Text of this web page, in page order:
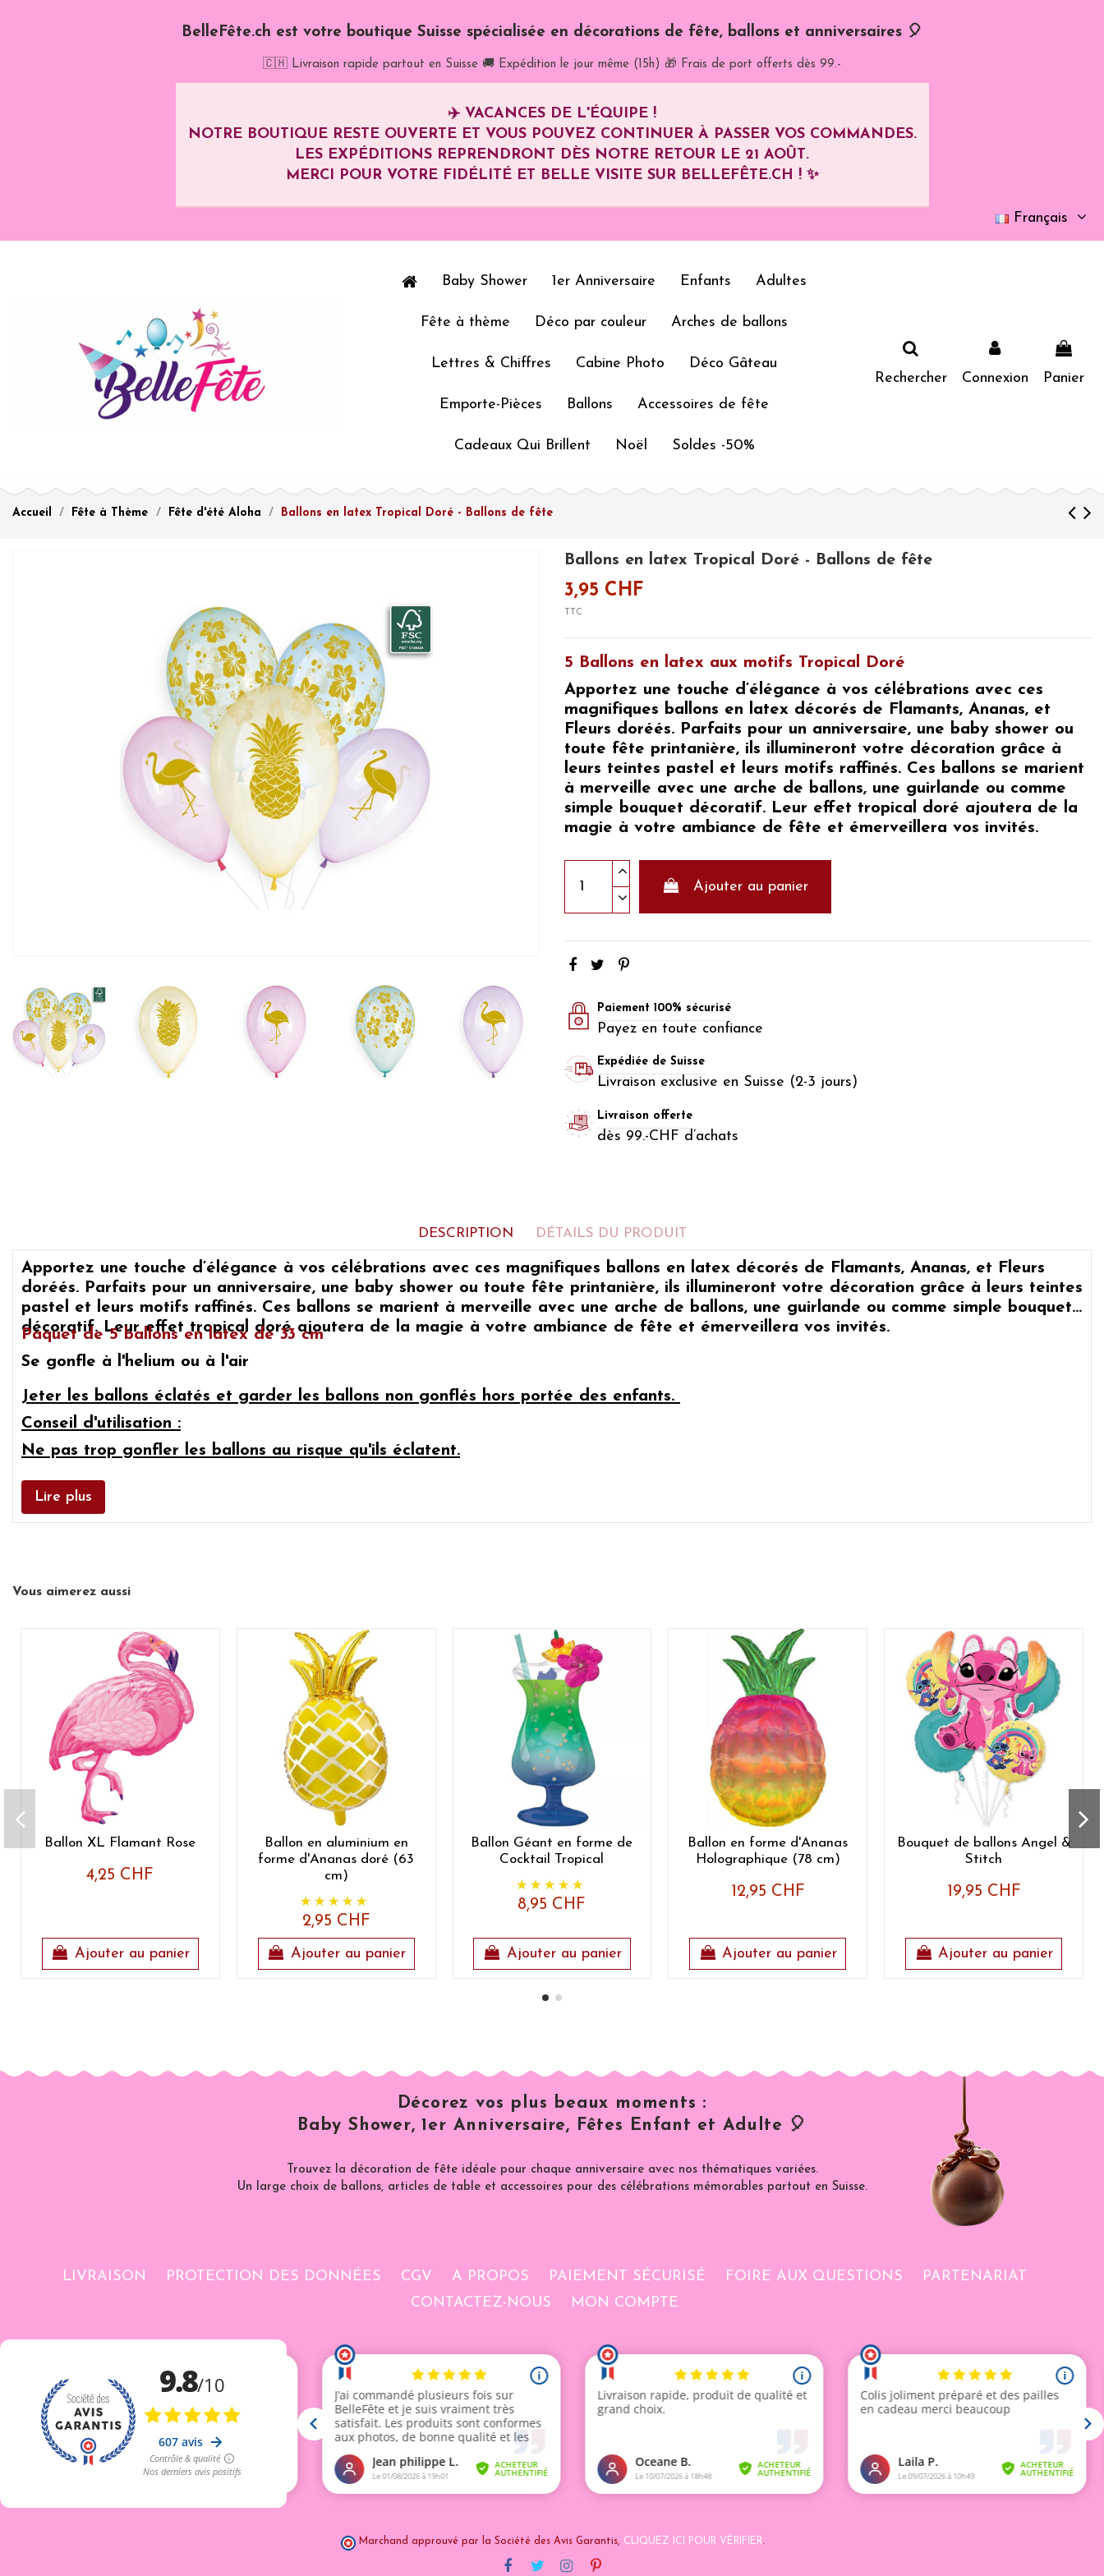
BelleFête.ch est votre boutique Suisse spécialisée en décorations de fête, ballons et anniversaires 🎈
🇨🇭 Livraison rapide partout en Suisse 🚚 Expédition le jour même (15h) 🎁 Frais de port offerts dès 99.-
✈️ VACANCES DE L'ÉQUIPE !
NOTRE BOUTIQUE RESTE OUVERTE ET VOUS POUVEZ CONTINUER À PASSER VOS COMMANDES.
LES EXPÉDITIONS REPRENDRONT DÈS NOTRE RETOUR LE 21 AOÛT.
MERCI POUR VOTRE FIDÉLITÉ ET BELLE VISITE SUR BELLEFÊTE.CH ! ✨
Français
Baby Shower 1er Anniversaire Enfants Adultes
Fête à thème Déco par couleur Arches de ballons
Lettres & Chiffres Cabine Photo Déco Gâteau
Emporte-Pièces Ballons Accessoires de fête
Cadeaux Qui Brillent Noël Soldes -50%
Rechercher Connexion Panier
Accueil Fête à Thème Fête d'été Aloha Ballons en latex Tropical Doré - Ballons de fête
Ballons en latex Tropical Doré - Ballons de fête
3,95 CHF
TTC
5 Ballons en latex aux motifs Tropical Doré
Apportez une touche d’élégance à vos célébrations avec ces
magnifiques ballons en latex décorés de Flamants, Ananas, et
Fleurs doréés. Parfaits pour un anniversaire, une baby shower ou
toute fête printanière, ils illumineront votre décoration grâce à
leurs teintes pastel et leurs motifs raffinés. Ces ballons se marient
à merveille avec une arche de ballons, une guirlande ou comme
simple bouquet décoratif. Leur effet tropical doré ajoutera de la
magie à votre ambiance de fête et émerveillera vos invités.
Ajouter au panier
Paiement 100% sécurisé
Payez en toute confiance
Expédiée de Suisse
Livraison exclusive en Suisse (2-3 jours)
Livraison offerte
dès 99.-CHF d’achats
DESCRIPTION DÉTAILS DU PRODUIT
Apportez une touche d’élégance à vos célébrations avec ces magnifiques ballons en latex décorés de Flamants, Ananas, et Fleurs
doréés. Parfaits pour un anniversaire, une baby shower ou toute fête printanière, ils illumineront votre décoration grâce à leurs teintes
pastel et leurs motifs raffinés. Ces ballons se marient à merveille avec une arche de ballons, une guirlande ou comme simple bouquet
décoratif. Leur effet tropical doré ajoutera de la magie à votre ambiance de fête et émerveillera vos invités.
Paquet de 5 ballons en latex de 33 cm
Se gonfle à l'helium ou à l'air
Jeter les ballons éclatés et garder les ballons non gonflés hors portée des enfants.
Conseil d'utilisation :
Ne pas trop gonfler les ballons au risque qu'ils éclatent.
Lire plus
Vous aimerez aussi
Ballon XL Flamant Rose
4,25 CHF
Ajouter au panier
Ballon en aluminium en
forme d'Ananas doré (63
cm)
2,95 CHF
Ajouter au panier
Ballon Géant en forme de
Cocktail Tropical
8,95 CHF
Ajouter au panier
Ballon en forme d'Ananas
Holographique (78 cm)
12,95 CHF
Ajouter au panier
Bouquet de ballons Angel &
Stitch
19,95 CHF
Ajouter au panier
Décorez vos plus beaux moments :
Baby Shower, 1er Anniversaire, Fêtes Enfant et Adulte 🎈
Trouvez la décoration de fête idéale pour chaque anniversaire avec nos thématiques variées.
Un large choix de ballons, articles de table et accessoires pour des célébrations mémorables partout en Suisse.
LIVRAISON PROTECTION DES DONNÉES CGV A PROPOS PAIEMENT SÉCURISÉ FOIRE AUX QUESTIONS
PARTENARIAT
CONTACTEZ-NOUS
MON COMPTE
Marchand approuvé par la Société des Avis Garantis, CLIQUEZ ICI POUR VÉRIFIER.